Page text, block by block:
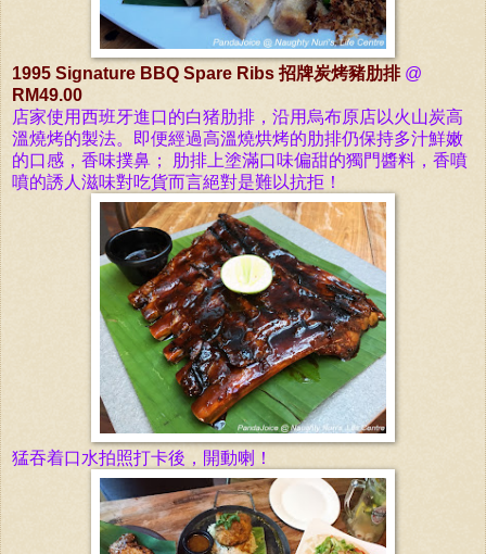
1995 Signature BBQ Spare Ribs 招牌炭烤豬肋排 @
RM49.00
店家使用西班牙進口的白猪肋排 ，沿用烏布原店以火山炭高
溫燒烤的製法。即便經過高溫燒烘烤的肋排仍保持多汁鮮嫩
的口感，香味撲鼻；
肋排上塗滿口味偏甜的獨門醬料，香噴
噴的誘人滋味對吃貨而言絕對是難以抗拒！
猛吞着口水拍照打卡後，開動喇！